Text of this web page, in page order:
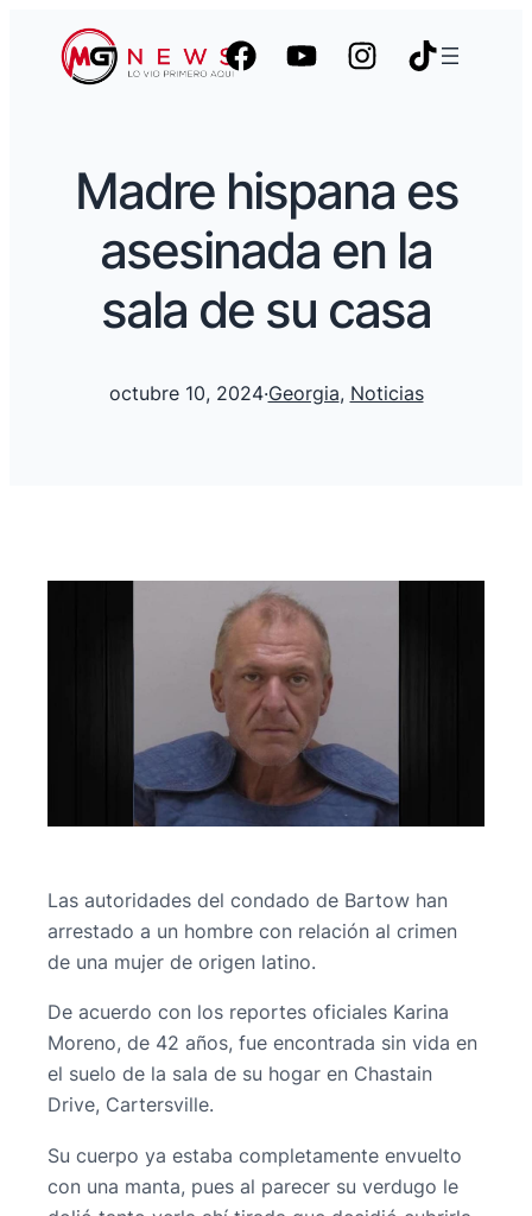
Madre hispana es
asesinada en la
sala de su casa
octubre 10, 2024·Georgia, Noticias
Las autoridades del condado de Bartow han
arrestado a un hombre con relación al crimen
de una mujer de origen latino.
De acuerdo con los reportes oficiales Karina
Moreno, de 42 años, fue encontrada sin vida en
el suelo de la sala de su hogar en Chastain
Drive, Cartersville.
Su cuerpo ya estaba completamente envuelto
con una manta, pues al parecer su verdugo le